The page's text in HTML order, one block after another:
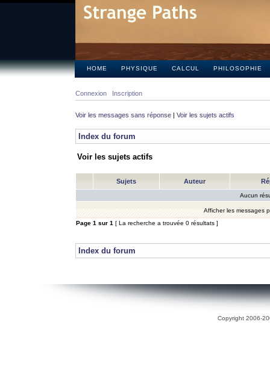
HOME PHYSIQUE CALCUL PHILOSOPHIE
Connexion Inscription
Voir les messages sans réponse | Voir les sujets actifs
Index du forum
Voir les sujets actifs
Sujets Auteur
Aucun
Afficher les messages
Page 1 sur 1 [ La recherche a trouvée 0 résultats ]
Index du forum
Copyright 2006-